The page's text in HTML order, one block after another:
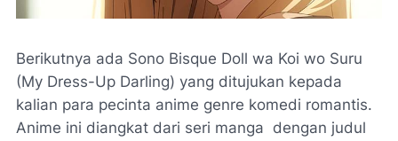
Berikutnya ada Sono Bisque Doll wa Koi wo Suru
(My Dress-Up Darling) yang ditujukan kepada
kalian para pecinta anime genre komedi romantis.
Anime ini diangkat dari seri manga dengan judul